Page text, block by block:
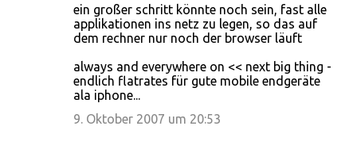
ein großer schritt könnte noch sein, fast alle
applikationen ins netz zu legen, so das auf
dem rechner nur noch der browser läuft
always and everywhere on << next big thing -
endlich flatrates für gute mobile endgeräte
ala iphone...
9. Oktober 2007 um 20:53